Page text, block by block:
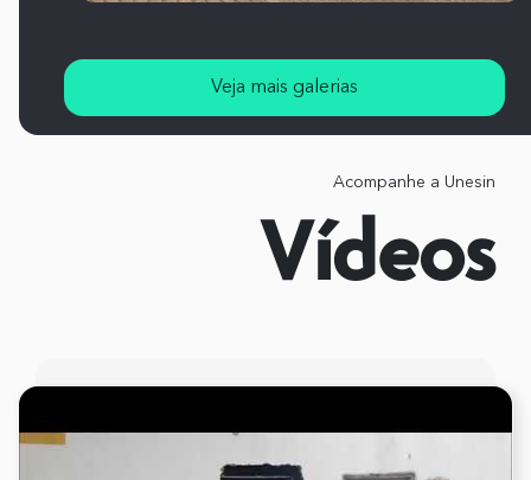
Veja mais galerias
Acompanhe a Unesin
Vídeos